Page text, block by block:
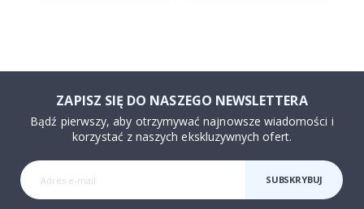
ZAPISZ SIĘ DO NASZEGO NEWSLETTERA
Bądź pierwszy, aby otrzymywać najnowsze wiadomości i
korzystać z naszych ekskluzywnych ofert.
SUBSKRYBUJ